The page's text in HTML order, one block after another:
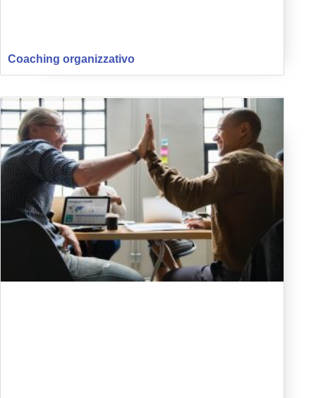
Coaching organizzativo